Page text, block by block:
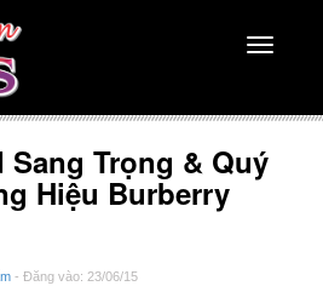
Toggle
Sang Trọng & Quý
Hiệu Burberry
- Đăng vào: 23/06/15